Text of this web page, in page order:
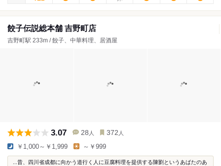
餃子伝説総本舗 吉野町店
吉野町駅 233m / 餃子、中華料理、居酒屋
3.07 28 人 372 人
￥1,000～￥1,999 ～￥999
...昔、四川省成都に向かう道行く人に豆腐料理を提供する陳劉というあばたのあ